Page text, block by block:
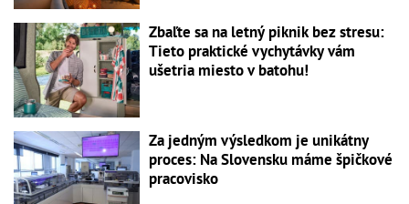
Zbaľte sa na letný piknik bez stresu:
Tieto praktické vychytávky vám
ušetria miesto v batohu!
Za jedným výsledkom je unikátny
proces: Na Slovensku máme špičkové
pracovisko